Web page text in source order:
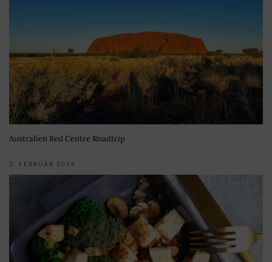
Australien Red Centre Roadtrip
3. FEBRUAR 2026